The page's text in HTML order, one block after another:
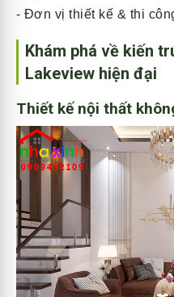
- Đơn vị thiết kế & thi
Khám phá về kiến
Lakeview hiện đại
Thiết kế nội thất